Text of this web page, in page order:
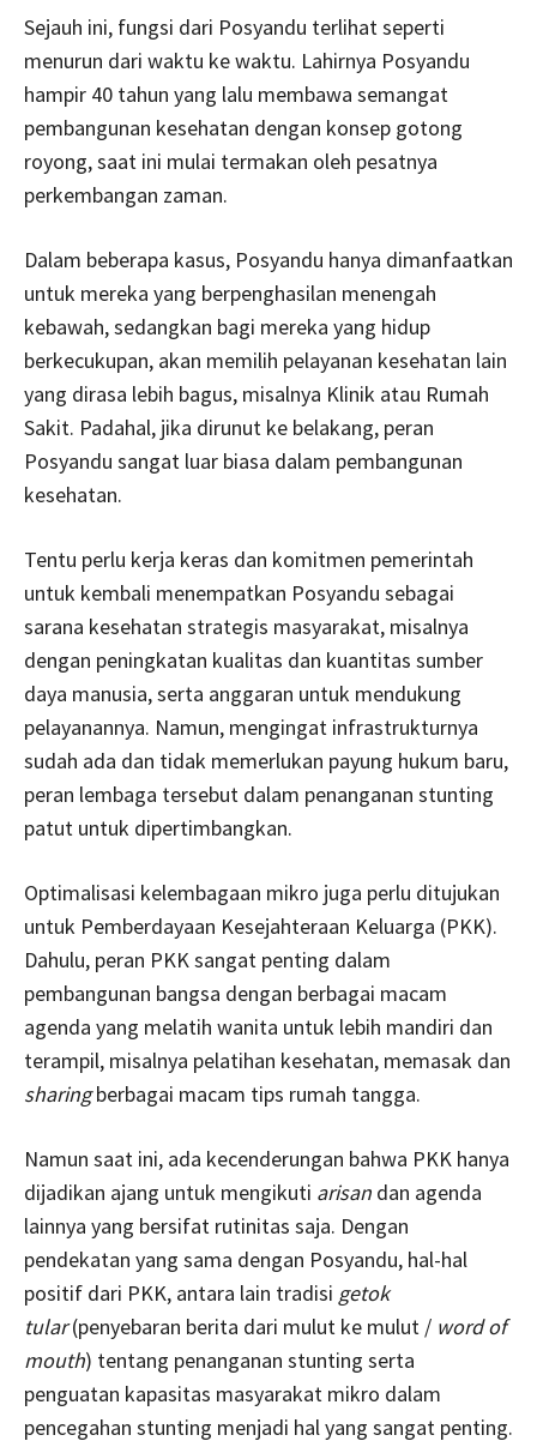
Sejauh ini, fungsi dari Posyandu terlihat seperti
menurun dari waktu ke waktu. Lahirnya Posyandu
hampir 40 tahun yang lalu membawa semangat
pembangunan kesehatan dengan konsep gotong
royong, saat ini mulai termakan oleh pesatnya
perkembangan zaman.
Dalam beberapa kasus, Posyandu hanya dimanfaatkan
untuk mereka yang berpenghasilan menengah
kebawah, sedangkan bagi mereka yang hidup
berkecukupan, akan memilih pelayanan kesehatan lain
yang dirasa lebih bagus, misalnya Klinik atau Rumah
Sakit. Padahal, jika dirunut ke belakang, peran
Posyandu sangat luar biasa dalam pembangunan
kesehatan.
Tentu perlu kerja keras dan komitmen pemerintah
untuk kembali menempatkan Posyandu sebagai
sarana kesehatan strategis masyarakat, misalnya
dengan peningkatan kualitas dan kuantitas sumber
daya manusia, serta anggaran untuk mendukung
pelayanannya. Namun, mengingat infrastrukturnya
sudah ada dan tidak memerlukan payung hukum baru,
peran lembaga tersebut dalam penanganan stunting
patut untuk dipertimbangkan.
Optimalisasi kelembagaan mikro juga perlu ditujukan
untuk Pemberdayaan Kesejahteraan Keluarga (PKK).
Dahulu, peran PKK sangat penting dalam
pembangunan bangsa dengan berbagai macam
agenda yang melatih wanita untuk lebih mandiri dan
terampil, misalnya pelatihan kesehatan, memasak dan
sharingberbagai macam tips rumah tangga.
Namun saat ini, ada kecenderungan bahwa PKK hanya
dijadikan ajang untuk mengikuti arisan dan agenda
lainnya yang bersifat rutinitas saja. Dengan
pendekatan yang sama dengan Posyandu, hal-hal
positif dari PKK, antara lain tradisi getok
tular(penyebaran berita dari mulut ke mulut / word of
mouth) tentang penanganan stunting serta
penguatan kapasitas masyarakat mikro dalam
pencegahan stunting menjadi hal yang sangat penting.